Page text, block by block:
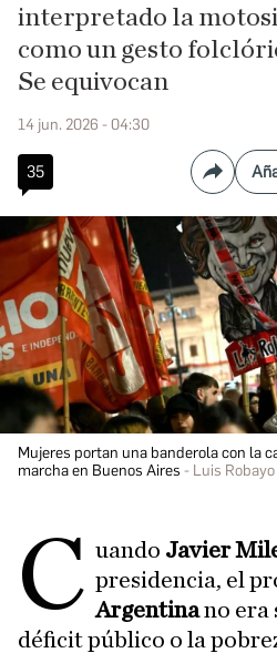
interpretado la
como un gesto
Se equivocan
14 jun. 2026 - 04:30
35
Mujeres portan una banderola con la
marcha en Buenos Aires
Luis
C uando Javier
presidencia, el
Argentinano era
déficit público o la